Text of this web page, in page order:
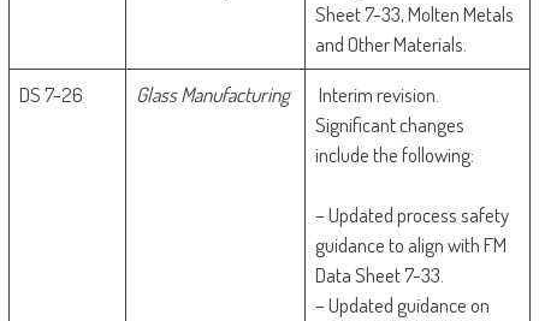
Sheet 7-33, Molten Metals
and Other Materials.
DS 7-26
Glass Manufacturing
Interim revision.
Significant changes
include the following:
– Updated process safety
guidance to align with FM
Data Sheet 7-33.
– Updated guidance on